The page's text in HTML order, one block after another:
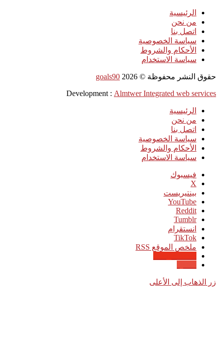
الرئيسية
من نحن
اتصل بنا
سياسة الخصوصية
الأحكام والشروط
سياسة الاستخدام
حقوق النشر محفوظة © goals90 2026
Development : Almtwer Integrated web services
الرئيسية
من نحن
اتصل بنا
سياسة الخصوصية
الأحكام والشروط
سياسة الاستخدام
فيسبوك
‫X
بينتيريست
‫YouTube
انستقرام
‫TikTok
ملخص الموقع RSS
زر الذهاب إلى الأعلى